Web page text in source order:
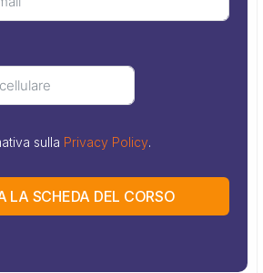
sulla Privacy Policy.
LA SCHEDA DEL CORSO